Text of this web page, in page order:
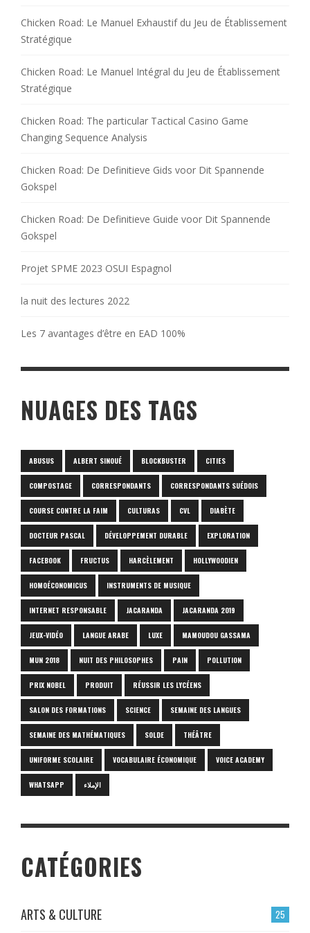
Chicken Road: Le Manuel Exhaustif du Jeu de Établissement
Stratégique
Chicken Road: Le Manuel Intégral du Jeu de Établissement
Stratégique
Chicken Road: The particular Tactical Casino Game
Changing Sequence Analysis
Chicken Road: De Definitieve Gids voor Dit Spannende
Gokspel
Chicken Road: De Definitieve Guide voor Dit Spannende
Gokspel
Projet SPME 2023 OSUI Espagnol
la nuit des lectures 2022
Les 7 avantages d’être en EAD 100%
NUAGES DES TAGS
ABUSUS ALBERT SINOUÉ BLOCKBUSTER CITIES
COMPOSTAGE CORRESPONDANTS CORRESPONDANTS SUÉDOIS
COURSE CONTRE LA FAIM CULTURAS CVL DIABÈTE
DOCTEUR PASCAL DÉVELOPPEMENT DURABLE EXPLORATION
FACEBOOK FRUCTUS HARCÈLEMENT HOLLYWOODIEN
HOMOÉCONOMICUS INSTRUMENTS DE MUSIQUE
INTERNET RESPONSABLE JACARANDA JACARANDA 2019
JEUX-VIDÉO LANGUE ARABE LUXE MAMOUDOU GASSAMA
MUN 2018 NUIT DES PHILOSOPHES PAIN POLLUTION
PRIX NOBEL PRODUIT RÉUSSIR LES LYCÉENS
SALON DES FORMATIONS SCIENCE SEMAINE DES LANGUES
SEMAINE DES MATHÉMATIQUES SOLDE THÉÂTRE
UNIFORME SCOLAIRE VOCABULAIRE ÉCONOMIQUE VOICE ACADEMY
WHATSAPP الإملاء
CATÉGORIES
25
ARTS & CULTURE